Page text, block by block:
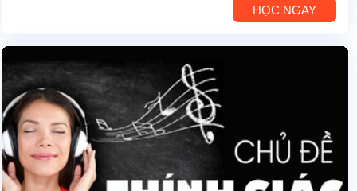
HỌC NGAY